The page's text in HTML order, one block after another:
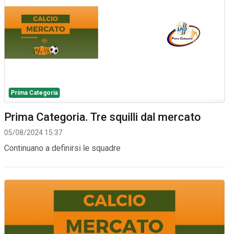
Prima Categoria
Prima Categoria. Tre squilli dal mercato
05/08/2024 15:37
Continuano a definirsi le squadre